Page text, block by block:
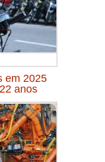
em 2025
anos